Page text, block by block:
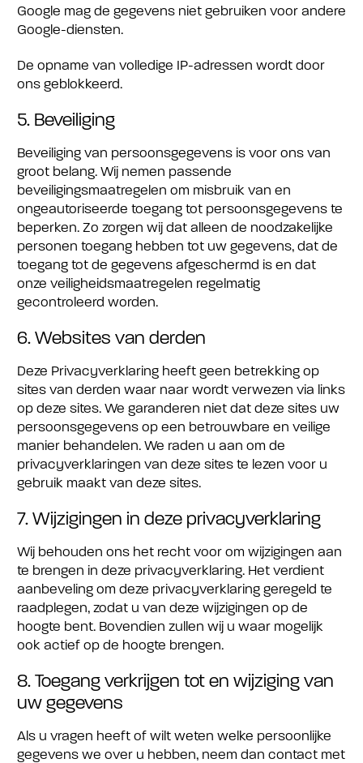
Google mag de gegevens niet gebruiken voor andere
Google-diensten.
De opname van volledige IP-adressen wordt door
ons geblokkeerd.
5. Beveiliging
Beveiliging van persoonsgegevens is voor ons van
groot belang. Wij nemen passende
beveiligingsmaatregelen om misbruik van en
ongeautoriseerde toegang tot persoonsgegevens te
beperken. Zo zorgen wij dat alleen de noodzakelijke
personen toegang hebben tot uw gegevens, dat de
toegang tot de gegevens afgeschermd is en dat
onze veiligheidsmaatregelen regelmatig
gecontroleerd worden.
6. Websites van derden
Deze Privacyverklaring heeft geen betrekking op
sites van derden waar naar wordt verwezen via links
op deze sites. We garanderen niet dat deze sites uw
persoonsgegevens op een betrouwbare en veilige
manier behandelen. We raden u aan om de
privacyverklaringen van deze sites te lezen voor u
gebruik maakt van deze sites.
7. Wijzigingen in deze privacyverklaring
Wij behouden ons het recht voor om wijzigingen aan
te brengen in deze privacyverklaring. Het verdient
aanbeveling om deze privacyverklaring geregeld te
raadplegen, zodat u van deze wijzigingen op de
hoogte bent. Bovendien zullen wij u waar mogelijk
ook actief op de hoogte brengen.
8. Toegang verkrijgen tot en wijziging van
uw gegevens
Als u vragen heeft of wilt weten welke persoonlijke
gegevens we over u hebben, neem dan contact met